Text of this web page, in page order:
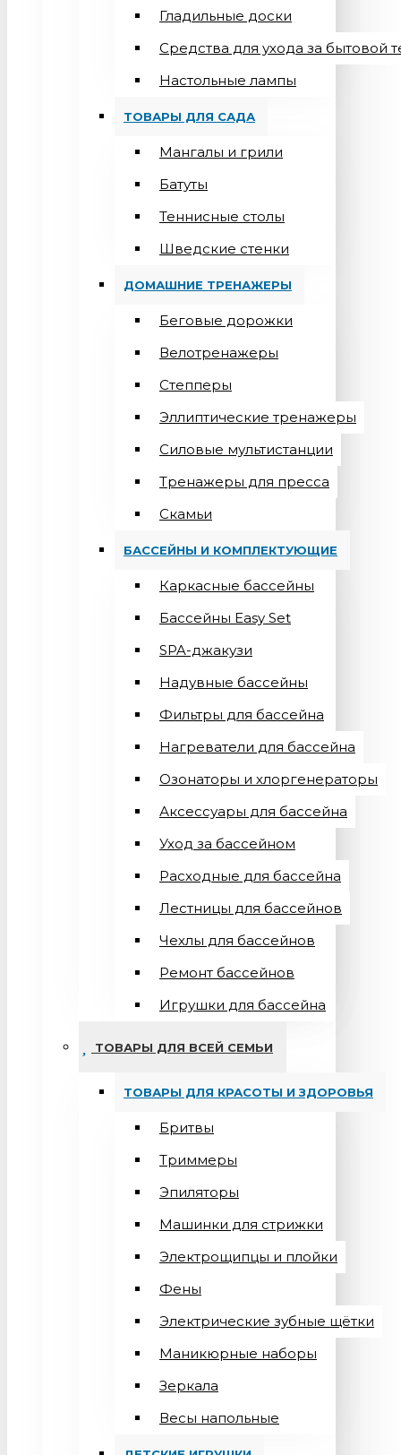
Гладильные доски
Средства для ухода за бытовой
Настольные лампы
ТОВАРЫ ДЛЯ САДА
Мангалы и грили
Батуты
Теннисные столы
Шведские стенки
ДОМАШНИЕ ТРЕНАЖЕРЫ
Беговые дорожки
Велотренажеры
Степперы
Эллиптические тренажеры
Силовые мультистанции
Тренажеры для пресса
Скамьи
БАССЕЙНЫ И КОМПЛЕКТУЮЩИЕ
Каркасные бассейны
Бассейны Easy Set
SPA-джакузи
Надувные бассейны
Фильтры для бассейна
Нагреватели для бассейна
Озонаторы и хлоргенераторы
Аксессуары для бассейна
Уход за бассейном
Расходные для бассейна
Лестницы для бассейнов
Чехлы для бассейнов
Ремонт бассейнов
Игрушки для бассейна
ТОВАРЫ ДЛЯ ВСЕЙ СЕМЬИ
ТОВАРЫ ДЛЯ КРАСОТЫ И ЗДОРОВЬЯ
Бритвы
Триммеры
Эпиляторы
Машинки для стрижки
Электрощипцы и плойки
Фены
Электрические зубные щётки
Маникюрные наборы
Зеркала
Весы напольные